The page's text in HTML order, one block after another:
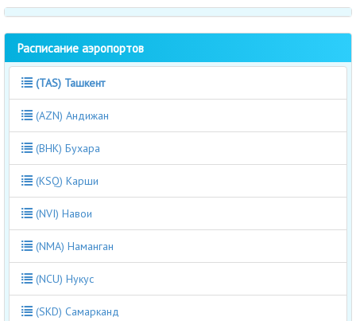
Расписание аэропортов
(TAS) Ташкент
(AZN) Андижан
(BHK) Бухара
(KSQ) Карши
(NVI) Навои
(NMA) Наманган
(NCU) Нукус
(SKD) Самарканд